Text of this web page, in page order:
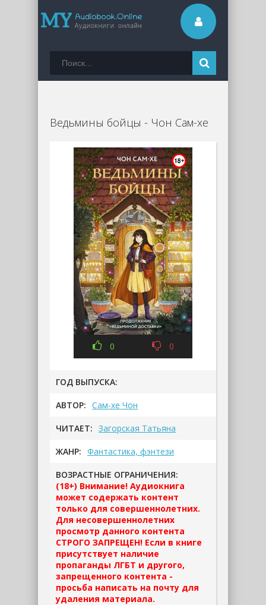
Ведьмины бойцы - Чон Сам-хе
0 0
ГОД ВЫПУСКА:
АВТОР: Сам-хе Чон
ЧИТАЕТ: Загорская Татьяна
ЖАНР: Фантастика, фэнтези
ВОЗРАСТНЫЕ ОГРАНИЧЕНИЯ:
(18+) Внимание! Аудиокнига
может содержать контент
только для совершеннолетних.
Для несовершеннолетних
просмотр данного контента
СТРОГО ЗАПРЕЩЕН! Если в книге
присутствует наличие
пропаганды ЛГБТ и другого,
запрещенного контента -
просьба написать на почту для
удаления материала.